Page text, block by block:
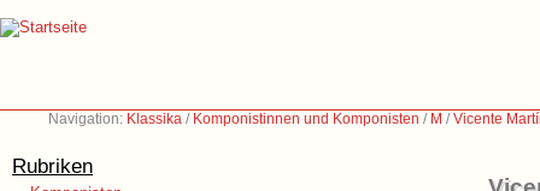
Navigation: Klassika / Komponistinnen und Komponisten / M /Vicente
Rubriken